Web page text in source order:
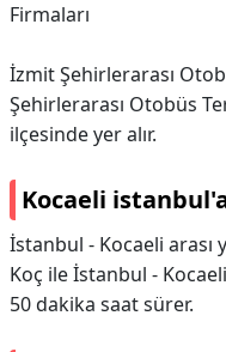
Firmaları
İzmit Şehirlerarası
Şehirlerarası Otobüs
ilçesinde yer alır.
Kocaeli
İstanbul - Kocaeli arası
Koç ile İstanbul -
50 dakika saat sürer.